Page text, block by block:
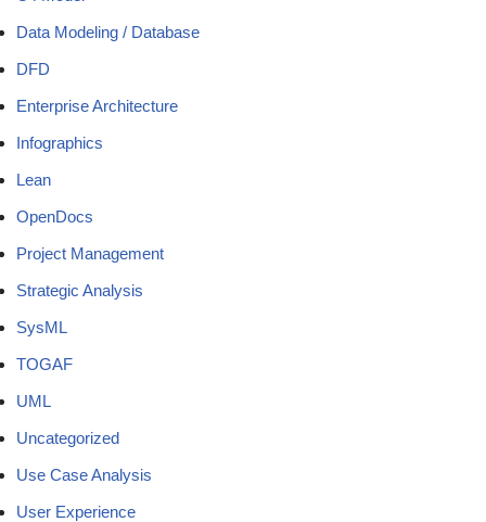
Data Modeling / Database
DFD
Enterprise Architecture
Infographics
Lean
OpenDocs
Project Management
Strategic Analysis
SysML
TOGAF
UML
Uncategorized
Use Case Analysis
User Experience